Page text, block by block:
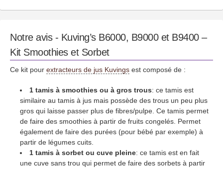
Notre avis - Kuving’s B6000, B9000 et B9400 –
Kit Smoothies et Sorbet
Ce kit pour extracteurs de jus Kuvings est composé de :
1 tamis à smoothies ou à gros trous: ce tamis est
similaire au tamis à jus mais possède des trous un peu plus
gros qui laisse passer plus de fibres/pulpe. Ce tamis permet
de faire des smoothies à partir de fruits congelés. Permet
également de faire des purées (pour bébé par exemple) à
partir de légumes cuits.
1 tamis à sorbet ou cuve pleine: ce tamis est en fait
une cuve sans trou qui permet de faire des sorbets à partir